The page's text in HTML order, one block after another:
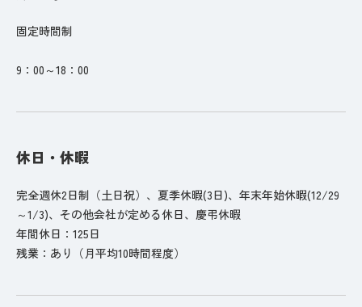
固定時間制
9：00～18：00
休日・休暇
完全週休2日制（土日祝）、夏季休暇(3日)、年末年始休暇(12/29
～1/3)、その他会社が定める休日、慶弔休暇
年間休日：125日
残業：あり（月平均10時間程度）